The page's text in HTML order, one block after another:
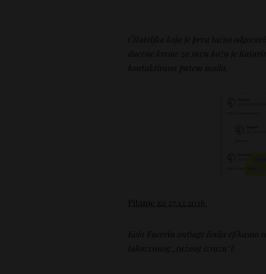
Čitateljka koja je prva tačno
dnevne kreme za suvu kožu je
kontaktirana putem maila.
Pitanje za 27.12.2016.
Koja Eucerin antiage linija efikasno
takozvanog „tužnog izraza“?